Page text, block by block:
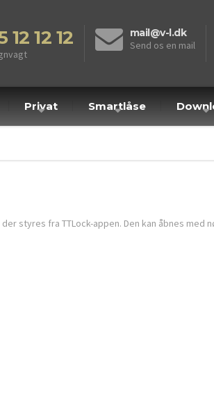
12 12 12
mail@v-l.dk
Send os en mail
Privat Smartlåse
der styres fra TTLock-appen. Den kan åbnes med